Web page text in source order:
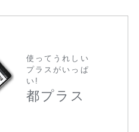
使ってうれしい
プラスがいっぱ
い!
都プラス